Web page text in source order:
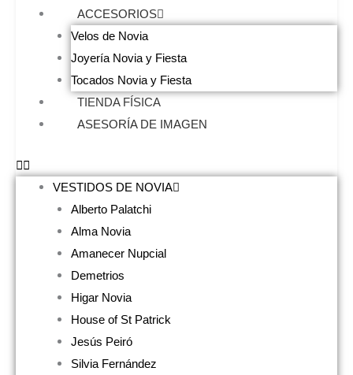
ACCESORIOS
Velos de Novia
Joyería Novia y Fiesta
Tocados Novia y Fiesta
TIENDA FÍSICA
ASESORÍA DE IMAGEN
VESTIDOS DE NOVIA
Alberto Palatchi
Alma Novia
Amanecer Nupcial
Demetrios
Higar Novia
House of St Patrick
Jesús Peiró
Silvia Fernández